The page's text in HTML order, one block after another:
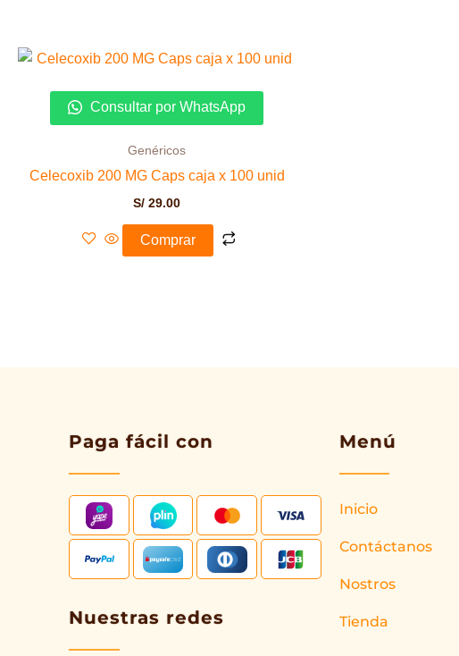
Consultar por WhatsApp
Genéricos
Celecoxib 200 MG Caps caja x 100 unid
S/ 29.00
Comprar
Paga fácil con
Nuestras redes
Menú
Inicio
Contáctanos
Nostros
Tienda